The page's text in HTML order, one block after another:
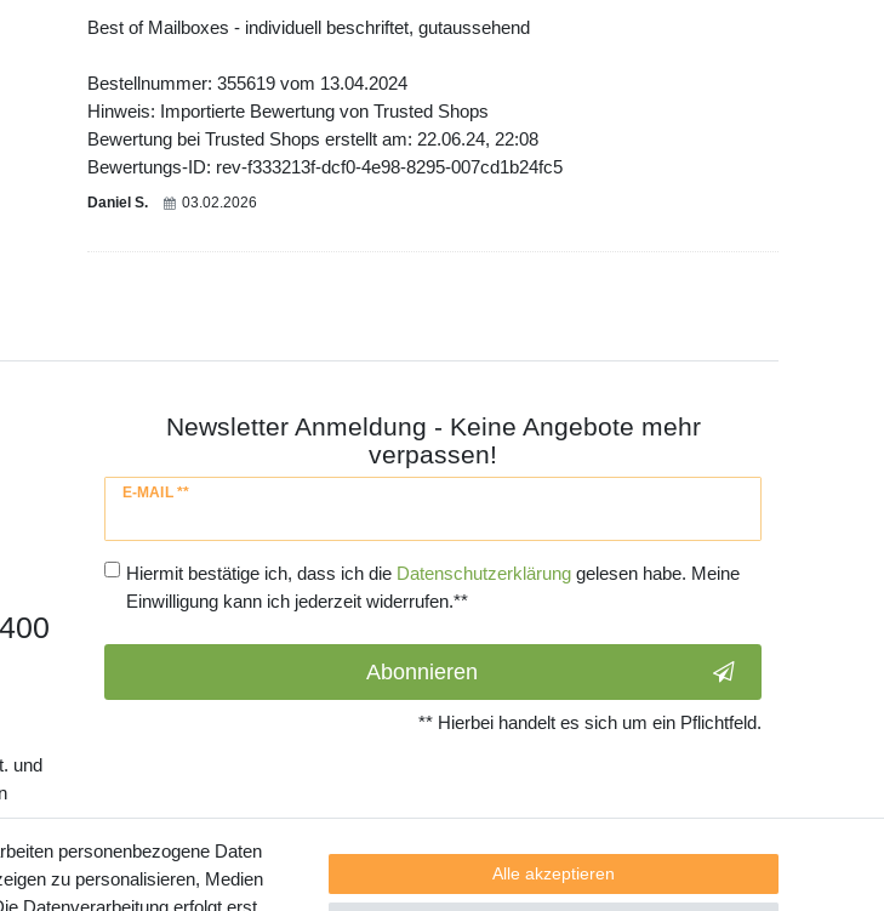
Best of Mailboxes - individuell beschriftet, gutaussehend
Bestellnummer: 355619 vom 13.04.2024
Hinweis: Importierte Bewertung von Trusted Shops
Bewertung bei Trusted Shops erstellt am: 22.06.24, 22:08
Bewertungs-ID: rev-f333213f-dcf0-4e98-8295-007cd1b24fc5
Daniel S. 03.02.2026
und
Newsletter Anmeldung - Keine Angebote mehr
verpassen!
E-MAIL **
Newsletter
Hiermit bestätige ich, dass ich die Daten­schutz­erklärunggelesen habe. Meine
Einwilligung kann ich jederzeit widerrufen.**
Abonnieren
** Hierbei handelt es sich um ein Pflichtfeld.
personenbezogene Daten
zu personalisieren, Medien
Datenverarbeitung erfolgt erst
Alle akzeptieren